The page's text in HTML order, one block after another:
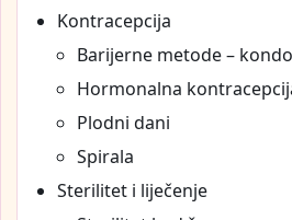
Kontracepcija
Barijerne metode –
Hormonalna
Plodni dani
Spirala
Sterilitet i liječenje